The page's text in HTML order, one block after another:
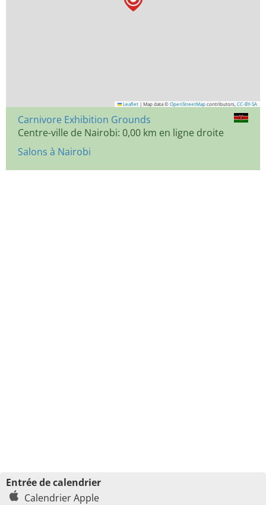
Leaflet | Map data © OpenStreetMap contributors, CC-BY-SA
Carnivore Exhibition Grounds
Centre-ville de Nairobi: 0,00 km en ligne droite
Salons à Nairobi
Entrée de calendrier
Calendrier Apple